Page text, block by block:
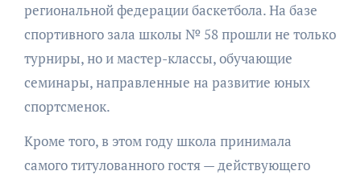
региональной федерации баскетбола. На базе
спортивного зала школы № 58 прошли не только
турниры, но и мастер-классы, обучающие
семинары, направленные на развитие юных
спортсменок.
Кроме того, в этом году школа принимала
самого титулованного гостя — действующего